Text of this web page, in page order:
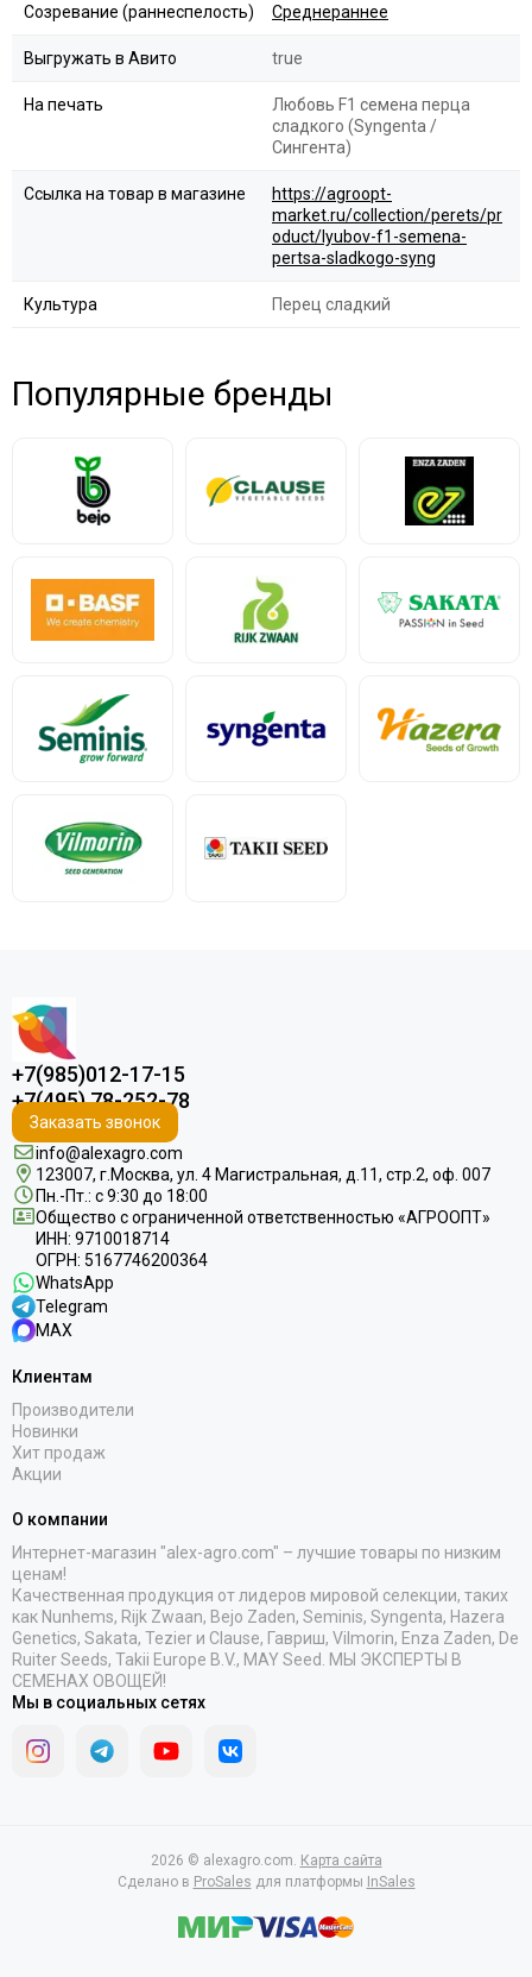
Созревание (раннеспелость) Среднераннее
Выгружать в Авито true
На печать
Любовь F1 семена перца
сладкого (Syngenta /
Сингента)
Ссылка на товар в магазине
https://agroopt-
market.ru/collection/perets/pr
oduct/lyubov-f1-semena-
pertsa-sladkogo-syng
Культура Перец сладкий
Популярные бренды
+7(985)012-17-15
+7(495) 78-252-78
Заказать звонок
info@alexagro.com
123007, г.Москва, ул. 4 Магистральная, д.11, стр.2, оф. 007
Пн.-Пт.: с 9:30 до 18:00
Общество с ограниченной ответственностью «АГРООПТ»
ИНН: 9710018714
ОГРН: 5167746200364
WhatsApp
Telegram
MAX
Клиентам
Производители
Новинки
Хит продаж
Акции
О компании
Интернет-магазин "alex-agro.com" – лучшие товары по низким
ценам!
Качественная продукция от лидеров мировой селекции, таких
как Nunhems, Rijk Zwaan, Bejo Zaden, Seminis, Syngenta, Hazera
Genetics, Sakata, Tezier и Clause, Гавриш, Vilmorin, Enza Zaden, De
Ruiter Seeds, Takii Europe B.V., MAY Seed. МЫ ЭКСПЕРТЫ В
СЕМЕНАХ ОВОЩЕЙ!
Мы в социальных сетях
2026 © alexagro.com. Карта сайта
Сделано в ProSales для платформы InSales